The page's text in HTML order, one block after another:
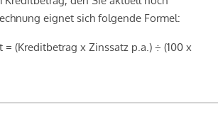
eignet sich folgende Formel:
(Kreditbetrag x Zinssatz p.a.) ÷ (100 x